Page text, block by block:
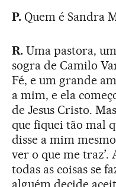
P.Quem é Sandra
R.Uma pastora,
sogra de Camilo
Fé, e um grande
a mim, e ela
de Jesus Cristo.
que fiquei tão mal
disse a mim
ver o que me traz’.
todas as coisas se